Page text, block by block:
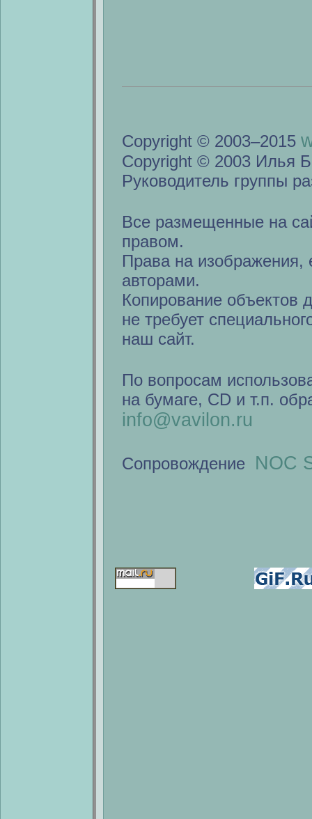
Copyright © 2003–2015
Copyright © 2003 Илья
Руководитель группы
Все размещенные на
правом.
Права на изображения,
авторами.
Копирование объектов
не требует
наш сайт.
По вопросам
на бумаге, CD и т.п.
info@vavilon.ru
Сопровождение NOC